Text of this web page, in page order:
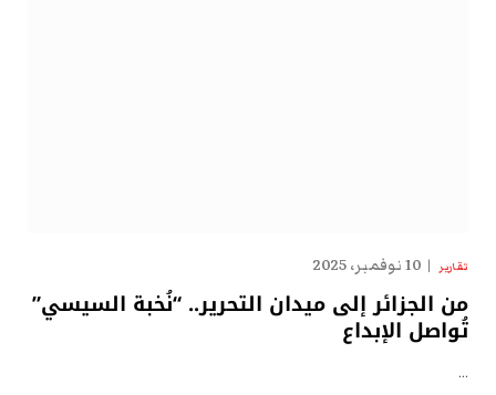
تقارير 10 نوفمبر، 2025
من الجزائر إلى ميدان التحرير.. “نُخبة السيسي”
تُواصل الإبداع
…